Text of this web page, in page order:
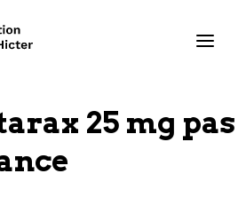
Formations25 mg pas